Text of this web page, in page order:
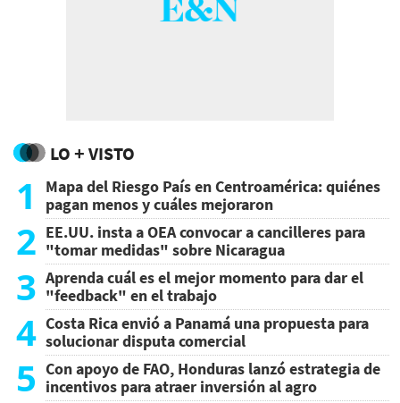
LO + VISTO
1
Mapa del Riesgo País en Centroamérica: quiénes
pagan menos y cuáles mejoraron
2 EE.UU. insta a OEA convocar a cancilleres para
"tomar medidas" sobre Nicaragua
3 Aprenda cuál es el mejor momento para dar el
"feedback" en el trabajo
4 Costa Rica envió a Panamá una propuesta para
solucionar disputa comercial
5 Con apoyo de FAO, Honduras lanzó estrategia de
incentivos para atraer inversión al agro